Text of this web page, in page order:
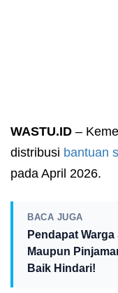
WASTU.ID –
distribusi bantuan
pada April 2026.
BACA JUGA
Pendapat
Maupun
Baik Hindari!